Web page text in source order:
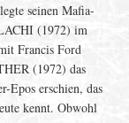
seinen Mafia-
(1972) im
Francis Ford
(1972) das
Epos erschien, das
kennt. Obwohl